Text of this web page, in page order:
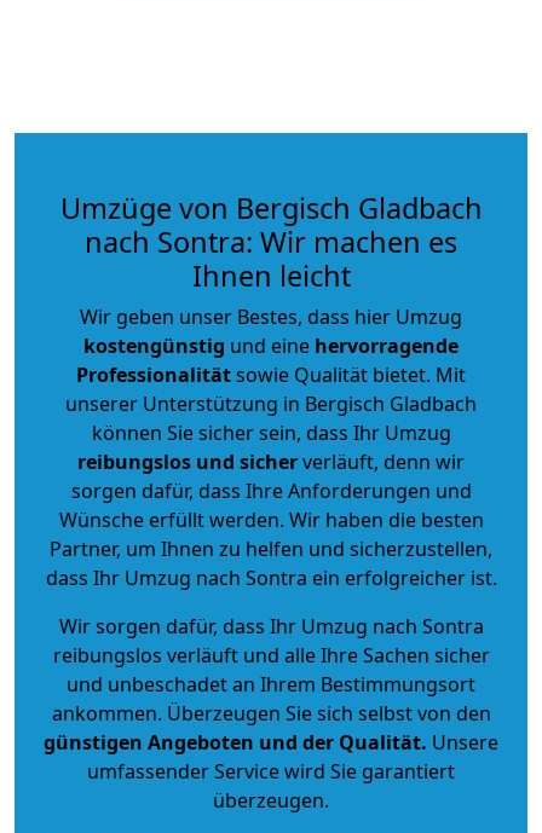
Umzüge von Bergisch Gladbach
nach Sontra: Wir machen es
Ihnen leicht
Wir geben unser Bestes, dass hier Umzug
kostengünstig und eine hervorragende
Professionalitätsowie Qualität bietet. Mit
unserer Unterstützung in Bergisch Gladbach
können Sie sicher sein, dass Ihr Umzug
reibungslos und sicherverläuft, denn wir
sorgen dafür, dass Ihre Anforderungen und
Wünsche erfüllt werden. Wir haben die besten
Partner, um Ihnen zu helfen und sicherzustellen,
dass Ihr Umzug nach Sontra ein erfolgreicher ist.
Wir sorgen dafür, dass Ihr Umzug nach Sontra
reibungslos verläuft und alle Ihre Sachen sicher
und unbeschadet an Ihrem Bestimmungsort
ankommen. Überzeugen Sie sich selbst von den
günstigen Angeboten und der Qualität. Unsere
umfassender Service wird Sie garantiert
überzeugen.